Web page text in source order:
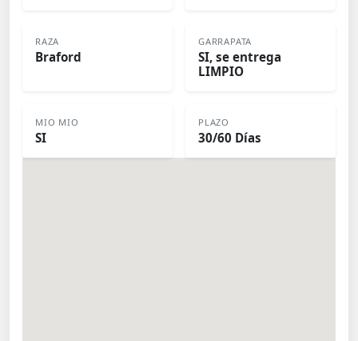
RAZA
Braford
GARRAPATA
SI, se entrega
LIMPIO
MIO MIO
SI
PLAZO
30/60 Días